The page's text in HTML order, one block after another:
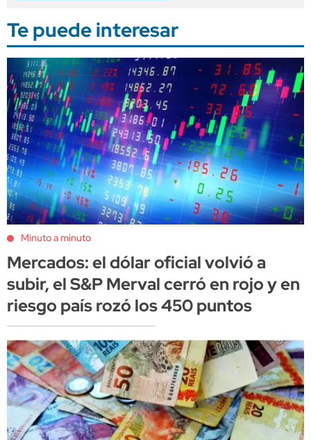
Te puede interesar
Minuto a minuto
Mercados: el dólar oficial volvió a
subir, el S&P Merval cerró en rojo y en
riesgo país rozó los 450 puntos